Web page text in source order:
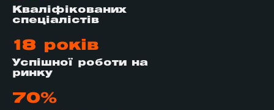
Кваліфікованих
спеціалістів
18 років
Успішної роботи на
ринку
70%